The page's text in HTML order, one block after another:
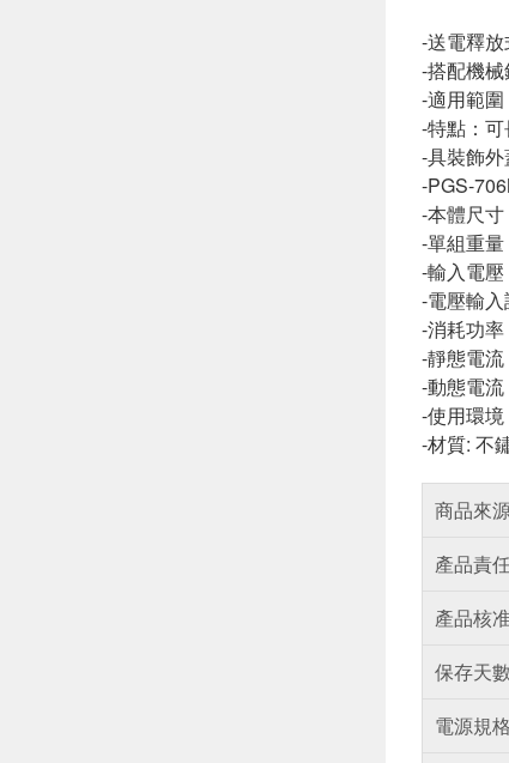
-送電釋放
-搭配機械
-適用範圍
-特點：可
-具裝飾外
-PGS-
-本體尺
-單組重
-輸入電
-電壓輸
-消耗功
-靜態電
-動態電
-使用環
-材質: 不
商品來
產品責
產品核
保存天數
電源規格